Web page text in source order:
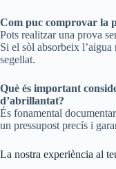
Com puc comprovar la
Pots realitzar una prova
Si el sòl absorbeix
segellat.
Què és important
d’abrillantat?
És fonamental
un pressupost precís i
La nostra experiència al